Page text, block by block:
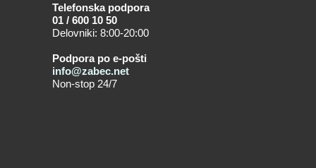
Telefonska podpora
01 / 600 10 50
Delovniki: 8:00-20:00
Podpora po e-pošti
info@zabec.net
Non-stop 24/7